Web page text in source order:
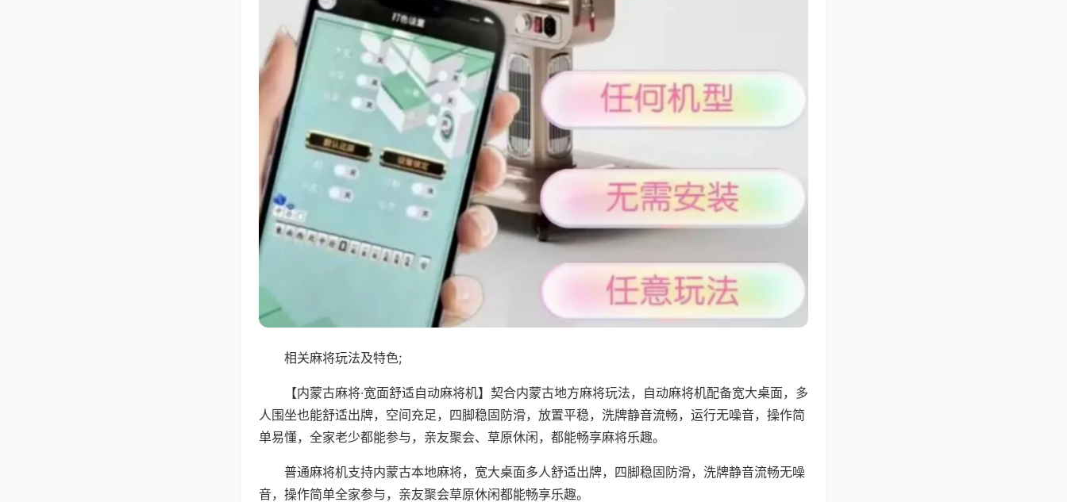
相关麻将玩法及特色;
【内蒙古麻将·宽面舒适自动麻将机】契合内蒙古地方麻将玩法，自动麻将机配备宽大桌面，多
人围坐也能舒适出牌，空间充足，四脚稳固防滑，放置平稳，洗牌静音流畅，运行无噪音，操作简
单易懂，全家老少都能参与，亲友聚会、草原休闲，都能畅享麻将乐趣。
普通麻将机支持内蒙古本地麻将，宽大桌面多人舒适出牌，四脚稳固防滑，洗牌静音流畅无噪
音，操作简单全家参与，亲友聚会草原休闲都能畅享乐趣。